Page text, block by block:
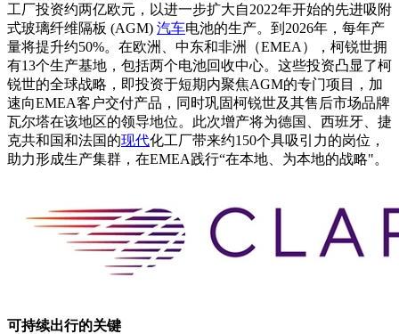
工厂投资约两亿欧元，以进一步扩大自2022年开始的先进吸附
式玻璃纤维隔板 (AGM) 汽车电池的生产。到2026年，每年产
量将提升约50%。在欧洲、中东和非洲（EMEA），柯锐世拥
有13个生产基地，包括两个电池回收中心。这些投资凸显了柯
锐世的全球战略，即投资于短期内聚焦AGM的专门项目，加
速向EMEA客户交付产品，同时巩固柯锐世及其售后市场品牌
瓦尔塔在该地区的领导地位。此次增产将为德国、西班牙、捷
克共和国和法国的现代化工厂带来约150个具吸引力的岗位，
助力形成生产集群，在EMEA践行“在本地、为本地的战略"。
可持续出行的关键